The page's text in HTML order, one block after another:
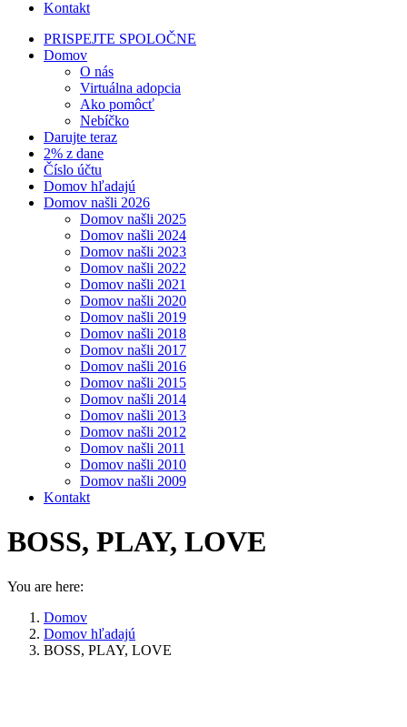
Kontakt
PRISPEJTE SPOLOČNE
Domov
O nás
Virtuálna adopcia
Ako pomôcť
Nebíčko
Darujte teraz
2% z dane
Číslo účtu
Domov hľadajú
Domov našli 2026
Domov našli 2025
Domov našli 2024
Domov našli 2023
Domov našli 2022
Domov našli 2021
Domov našli 2020
Domov našli 2019
Domov našli 2018
Domov našli 2017
Domov našli 2016
Domov našli 2015
Domov našli 2014
Domov našli 2013
Domov našli 2012
Domov našli 2011
Domov našli 2010
Domov našli 2009
Kontakt
BOSS, PLAY, LOVE
You are here:
Domov
Domov hľadajú
BOSS, PLAY, LOVE